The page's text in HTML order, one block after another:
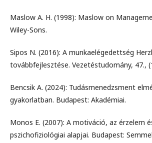
Maslow A. H. (1998): Maslow on
Wiley-Sons.
Sipos N. (2016): A munkaelégedettség
továbbfejlesztése. Vezetéstudomány, 47.,
Bencsik A. (2024): Tudásmenedzsment
gyakorlatban. Budapest: Akadémiai.
Monos E. (2007): A motiváció, az érzelem
pszichofiziológiai alapjai. Budapest: